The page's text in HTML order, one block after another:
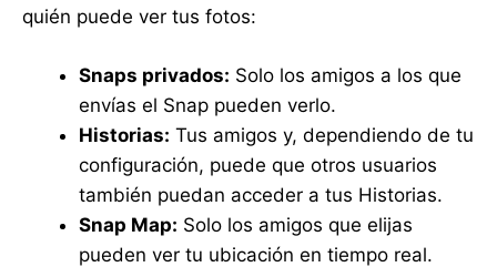
quién puede ver tus fotos:
Snaps privados: Solo los amigos a los que
envías el Snap pueden verlo.
Historias: Tus amigos y, dependiendo de tu
configuración, puede que otros usuarios
también puedan acceder a tus Historias.
Snap Map: Solo los amigos que elijas
pueden ver tu ubicación en tiempo real.